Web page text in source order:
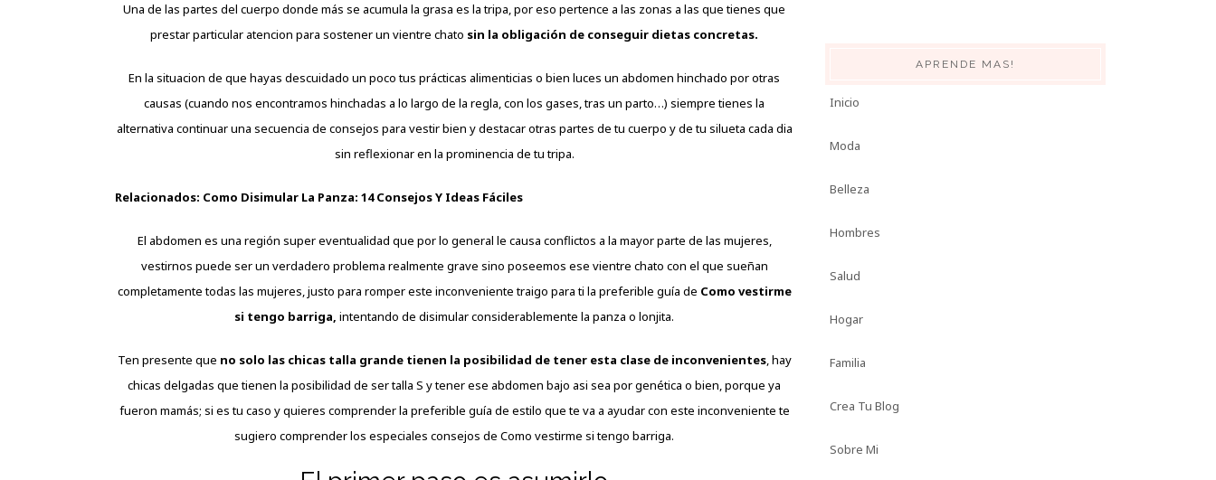
Una de las partes del cuerpo donde más se acumula la grasa es la tripa, por eso pertence a las zonas a las que tienes que
prestar particular atencion para sostener un vientre chato sin la obligación de conseguir dietas concretas.
En la situacion de que hayas descuidado un poco tus prácticas alimenticias o bien luces un abdomen hinchado por otras
causas (cuando nos encontramos hinchadas a lo largo de la regla, con los gases, tras un parto…) siempre tienes la
alternativa continuar una secuencia de consejos para vestir bien y destacar otras partes de tu cuerpo y de tu silueta cada dia
sin reflexionar en la prominencia de tu tripa.
Relacionados: Como Disimular La Panza: 14 Consejos Y Ideas Fáciles
El abdomen es una región super eventualidad que por lo general le causa conflictos a la mayor parte de las mujeres,
vestirnos puede ser un verdadero problema realmente grave sino poseemos ese vientre chato con el que sueñan
completamente todas las mujeres, justo para romper este inconveniente traigo para ti la preferible guía de Como vestirme
si tengo barriga, intentando de disimular considerablemente la panza o lonjita.
Ten presente que no solo las chicas talla grande tienen la posibilidad de tener esta clase de inconvenientes, hay
chicas delgadas que tienen la posibilidad de ser talla S y tener ese abdomen bajo asi sea por genética o bien, porque ya
fueron mamás; si es tu caso y quieres comprender la preferible guía de estilo que te va a ayudar con este inconveniente te
sugiero comprender los especiales consejos de Como vestirme si tengo barriga.
APRENDE MAS!
Inicio
Moda
Belleza
Hombres
Salud
Hogar
Familia
Crea Tu Blog
Sobre Mi